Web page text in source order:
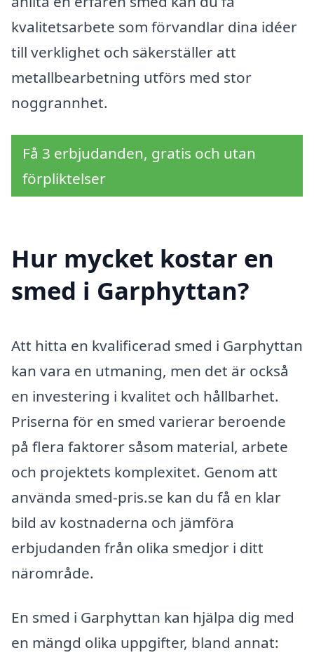
kvalitetsarbete som förvandlar dina idéer
till verklighet och säkerställer att
metallbearbetning utförs med stor
noggrannhet.
Få 3 erbjudanden, gratis och utan
förpliktelser
Hur mycket kostar en
smed i Garphyttan?
Att hitta en kvalificerad smed i Garphyttan
kan vara en utmaning, men det är också
en investering i kvalitet och hållbarhet.
Priserna för en smed varierar beroende
på flera faktorer såsom material, arbete
och projektets komplexitet. Genom att
använda smed-pris.se kan du få en klar
bild av kostnaderna och jämföra
erbjudanden från olika smedjor i ditt
närområde.
En smed i Garphyttan kan hjälpa dig med
en mängd olika uppgifter, bland annat: